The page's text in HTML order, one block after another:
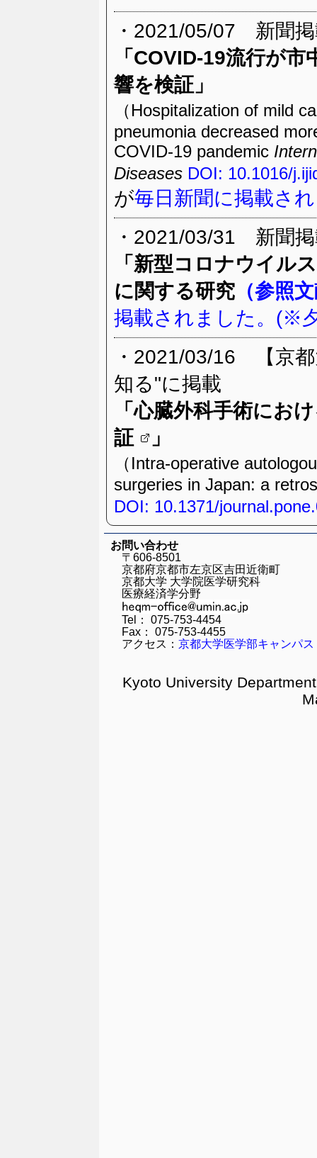
・2021/05/07 新聞
「COVID-19流行が
響を検証」
（Hospitalization of mild
pneumonia decreased
COVID-19 pandemic
Diseases DOI: 10.1016/
が毎日新聞に掲載さ
・2021/03/31 新聞
「新型コロナウイル
に関する研究 （参照
掲載されました。(※
・2021/03/16 【京
知る"に掲載
「心臓外科手術にお
証
」
（Intra-operative
surgeries in Japan: a
DOI: 10.1371/
お問い合わせ
〒606-8501
京都府京都市左京区吉田近衛町
京都大学 大学院医学研究科
医療経済学分野
Tel： 075-753-4454
Fax： 075-753-4455
アクセス： 京都大学医学部キャンパス
Kyoto University